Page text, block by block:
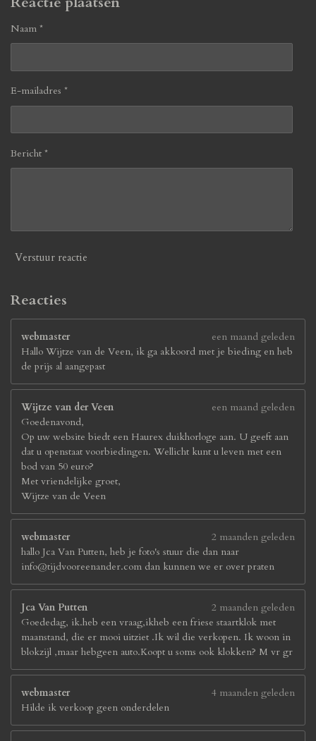
Naam *
E-mailadres *
Bericht *
Verstuur reactie
Reacties
webmaster
een maand geleden
Hallo Wijtze van de Veen, ik ga akkoord met je bieding en heb
de prijs al aangepast
Wijtze van der Veen
een maand geleden
Goedenavond,
Op uw website biedt een Haurex duikhorloge aan. U geeft aan
dat u openstaat voorbiedingen. Wellicht kunt u leven met een
bod van 50 euro?
Met vriendelijke groet,
Wijtze van de Veen
webmaster
2 maanden geleden
hallo Jca Van Putten, heb je foto's stuur die dan naar
info@tijdvooreenander.com dan kunnen we er over praten
Jca Van Putten
2 maanden geleden
Goededag, ik.heb een vraag,ikheb een friese staartklok met
maanstand, die er mooi uitziet .Ik wil die verkopen. Ik woon in
blokzijl ,maar hebgeen auto.Koopt u soms ook klokken? M vr gr
webmaster
4 maanden geleden
Hilde ik verkoop geen onderdelen